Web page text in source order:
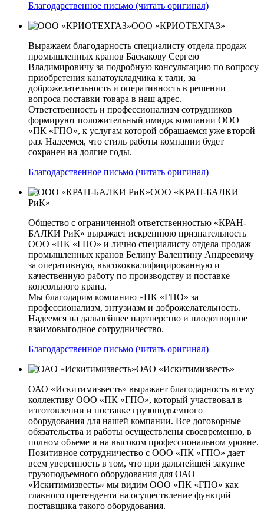
Благодарственное письмо (читать оригинал)
ООО «КРИОТЕХГАЗ»
Выражаем благодарность специалисту отдела продаж
промышленных кранов Баскакову Сергею
Владимировичу за подробную консультацию по вопросу
приобретения канатоукладчика к тали, за
доброжелательность и оперативность в решении
вопроса поставки товара в наш адрес.
Ответственность и профессионализм сотрудников
формируют положительный имидж компании ООО
«ПК «ГПО», к услугам которой обращаемся уже второй
раз. Надеемся, что стиль работы компании будет
сохранен на долгие годы.
Благодарственное письмо (читать оригинал)
ООО «КРАН-БАЛКИ
РиК»
Общество с ограниченной ответственностью «КРАН-
БАЛКИ РиК» выражает искреннюю признательность
ООО «ПК «ГПО» и лично специалисту отдела продаж
промышленных кранов Белину Валентину Андреевичу
за оперативную, высококвалифицированную и
качественную работу по производству и поставке
консольного крана.
Мы благодарим компанию «ПК «ГПО» за
профессионализм, энтузиазм и доброжелательность.
Надеемся на дальнейшее партнерство и плодотворное
взаимовыгодное сотрудничество.
Благодарственное письмо (читать оригинал)
ОАО «Искитимизвесть»
ОАО «Искитимизвесть» выражает благодарность всему
коллективу ООО «ПК «ГПО», который участвовал в
изготовлении и поставке грузоподъемного
оборудования для нашей компании. Все договорные
обязательства и работы осуществлены своевременно, в
полном объеме и на высоком профессиональном уровне.
Позитивное сотрудничество с ООО «ПК «ГПО» дает
всем уверенность в том, что при дальнейшей закупке
грузоподъемного оборудования для ОАО
«Искитимизвесть» мы видим ООО «ПК «ГПО» как
главного претендента на осуществление функций
поставщика такого оборудования.